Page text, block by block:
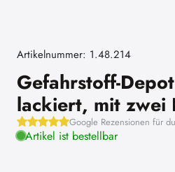
Artikelnummer: 1.48.214
Gefahrstoff-
lackiert, mit zwei
Google Rezensionen für
Artikel ist bestellbar